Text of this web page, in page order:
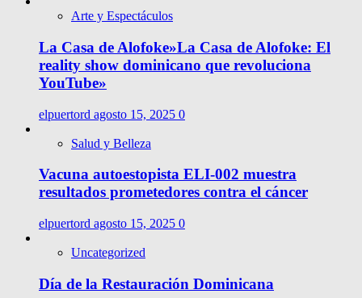
Arte y Espectáculos
La Casa de Alofoke»La Casa de Alofoke: El
reality show dominicano que revoluciona
YouTube»
elpuertord agosto 15, 2025 0
Salud y Belleza
Vacuna autoestopista ELI-002 muestra
resultados prometedores contra el cáncer
elpuertord agosto 15, 2025 0
Uncategorized
Día de la Restauración Dominicana